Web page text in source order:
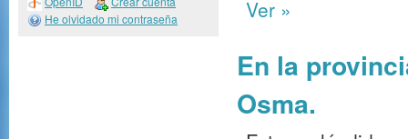
He olvidado mi contraseña
Ver »
En la
Osma.